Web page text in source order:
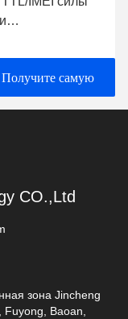
CPE 4G мини
AX6 PRO
Получите самую
CO.,Ltd
зона Jincheng
Baoan,